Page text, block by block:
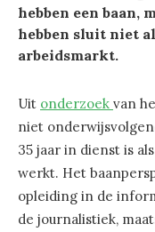
hebben een baan,
hebben sluit niet
arbeidsmarkt.
Uit onderzoek van
niet
35 jaar in dienst is
werkt. Het
opleiding in de
de journalistiek,